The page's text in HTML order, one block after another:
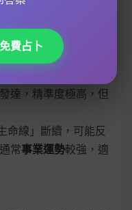
紅色物品或燈光可以幫
達，精準度極高，但
命線」斷續，可能反
常事業運勢較強，適
費占卜